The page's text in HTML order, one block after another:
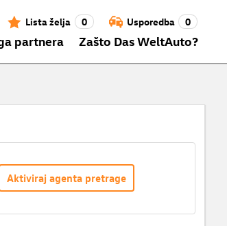
Lista želja 0 Usporedba 0
partnera Zašto Das WeltAuto?
Aktiviraj agenta pretrage